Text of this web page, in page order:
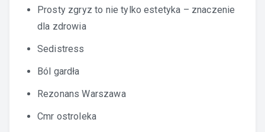
Prosty zgryz to nie tylko estetyka – znaczenie
dla zdrowia
Sedistress
Ból gardła
Rezonans Warszawa
Cmr ostroleka